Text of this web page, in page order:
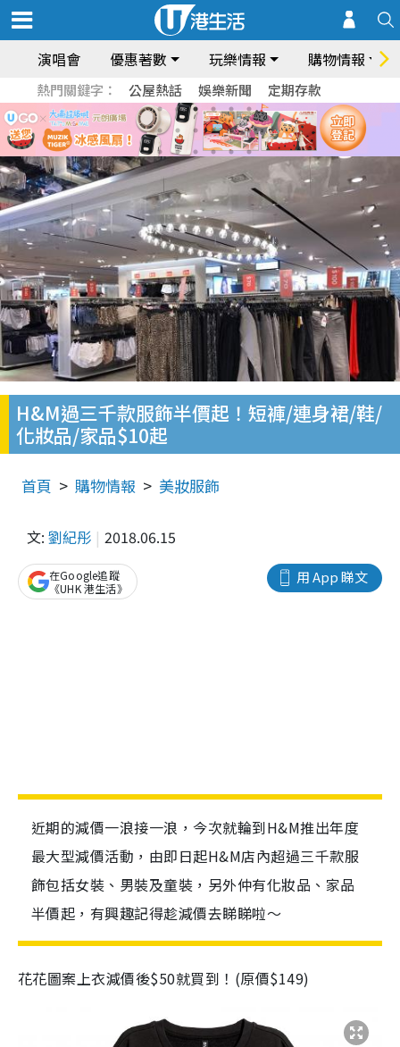
演唱會 優惠著數 玩樂情報 購物情報
熱門關鍵字： 公屋熱話 娛樂新聞 定期存款
H&M過三千款服飾半價起！短褲/連身裙/鞋/
化妝品/家品$10起
首頁 購物情報 美妝服飾
文: 劉紀彤 2018.06.15
用 App 睇文
在Google追蹤
《UHK 港生活》
近期的減價一浪接一浪，今次就輪到H&M推出年度
最大型減價活動，由即日起H&M店內超過三千款服
飾包括女裝、男裝及童裝，另外仲有化妝品、家品
半價起，有興趣記得趁減價去睇睇啦～
花花圖案上衣減價後$50就買到！(原價$149)